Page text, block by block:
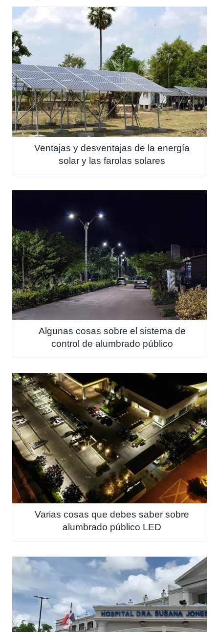
Ventajas y desventajas de la energía
solar y las farolas solares
Algunas cosas sobre el sistema de
control de alumbrado público
Varias cosas que debes saber sobre
alumbrado público LED